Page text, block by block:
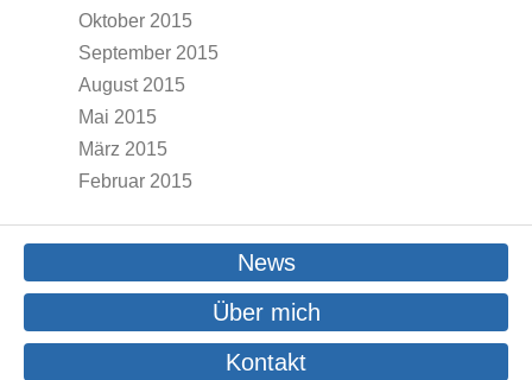
Oktober 2015
September 2015
August 2015
Mai 2015
März 2015
Februar 2015
News
Über mich
Kontakt